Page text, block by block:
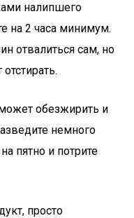
налипшего
на 2 часа минимум.
отвалиться сам, но
обезжирить и
немного
пятно и потрите
просто